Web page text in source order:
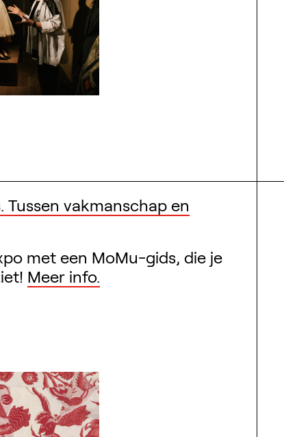
Tussen vakmanschap en
met een MoMu-gids, die je
Meer info.